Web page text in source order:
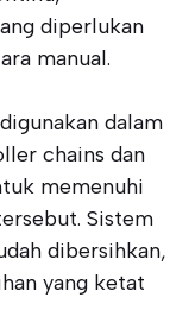
diperlukan
manual.
dalam
chains dan
memenuhi
Sistem
dibersihkan,
yang ketat